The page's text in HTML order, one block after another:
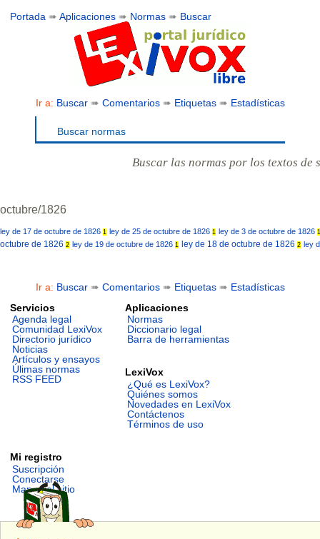
Portada ➠Aplicaciones ➠ Normas ➠ Buscar
Ir a: Buscar➠ Comentarios➠ Etiquetas➠ Estadísticas
Buscar normas
Buscar las normas por los textos de
octubre/1826
ley de 17 de octubre de 1826 1 ley de 25 de octubre de 1826 1 ley de 3 de octubre de 1826 1
octubre de 1826 2 ley de 19 de octubre de 1826 1 ley de 18 de octubre de 1826 2 ley
Ir a: Buscar➠ Comentarios➠ Etiquetas➠ Estadísticas
Servicios
Agenda legal
Comunidad LexiVox
Directorio jurídico
Noticias
Artículos y ensayos
Úlimas normas
RSS FEED
Aplicaciones
Normas
Diccionario legal
Barra de herramientas
LexiVox
¿Qué es LexiVox?
Quiénes somos
Novedades en LexiVox
Contáctenos
Términos de uso
Mi registro
Suscripción
Conectarse
Mapa del sitio